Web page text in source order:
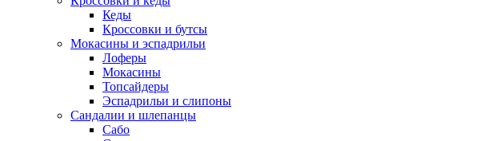
Кеды
Кроссовки и бутсы
Мокасины и эспадрильи
Лоферы
Мокасины
Топсайдеры
Эспадрильи и слипоны
Сандалии и шлепанцы
Сабо